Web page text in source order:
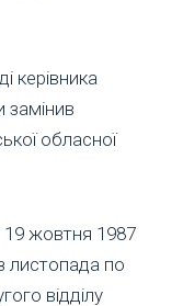
керівника
замінив
обласної
жовтня 1987
листопада по
відділу